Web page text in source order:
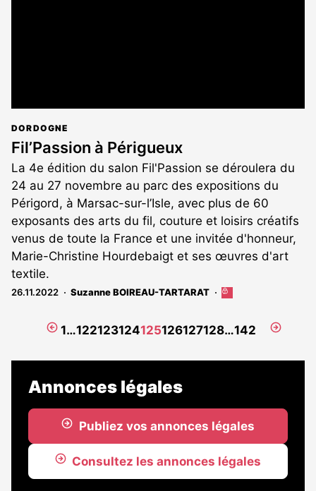
DORDOGNE
Fil’Passion à Périgueux
La 4e édition du salon Fil'Passion se déroulera du
24 au 27 novembre au parc des expositions du
Périgord, à Marsac-sur-l’Isle, avec plus de 60
exposants des arts du fil, couture et loisirs créatifs
venus de toute la France et une invitée d'honneur,
Marie-Christine Hourdebaigt et ses œuvres d'art
textile.
26.11.2022 Suzanne BOIREAU-TARTARAT
Cet
réservé
abonnés
Page
1…122123124125126127128…142
Page
Annonces légales
Publiez vos annonces légales
Consultez les annonces légales